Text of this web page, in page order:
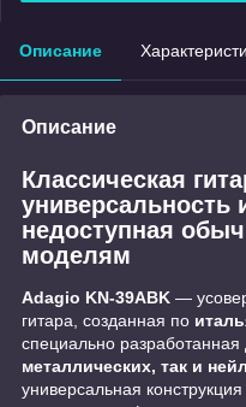
Описание
Описание
Классическая
универсальность
недоступная
моделям
Adagio KN-39ABK —
гитара, созданная по
специально разработанная
металлических, так и
универсальная